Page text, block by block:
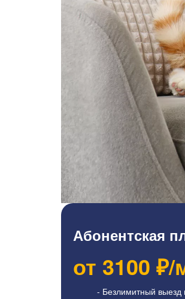
Абонентская
от 3100 ₽/
- Безлимитный выезд